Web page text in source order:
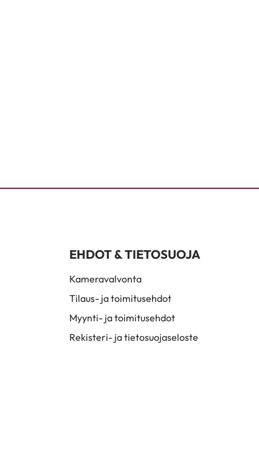
EHDOT & TIETOSUOJA
Kameravalvonta
Tilaus- ja toimitusehdot
Myynti- ja toimitusehdot
Rekisteri- ja tietosuojaseloste